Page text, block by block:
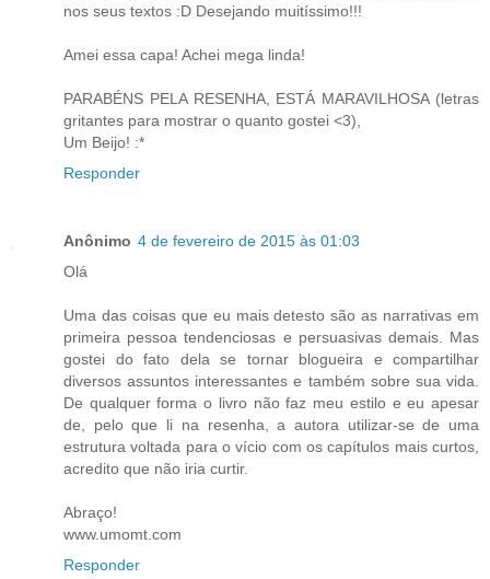
nos seus textos :D Desejando muitíssimo!!!
Amei essa capa! Achei mega linda!
PARABÉNS PELA RESENHA, ESTÁ MARAVILHOSA (letras
gritantes para mostrar o quanto gostei <3),
Um Beijo! :*
Responder
Anônimo 4 de fevereiro de 2015 às 01:03
Olá
Uma das coisas que eu mais detesto são as narrativas em
primeira pessoa tendenciosas e persuasivas demais. Mas
gostei do fato dela se tornar blogueira e compartilhar
diversos assuntos interessantes e também sobre sua vida.
De qualquer forma o livro não faz meu estilo e eu apesar
de, pelo que li na resenha, a autora utilizar-se de uma
estrutura voltada para o vício com os capítulos mais curtos,
acredito que não iria curtir.
Abraço!
www.umomt.com
Responder